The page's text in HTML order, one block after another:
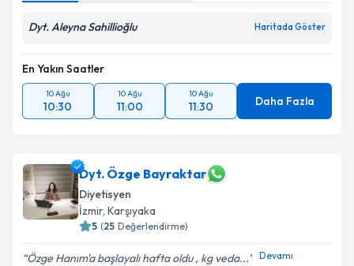
Dyt. Aleyna Sahillioğlu Haritada Göster
En Yakın Saatler
10 Ağu
10:30
10 Ağu
11:00
10 Ağu
11:30 Daha Fazla
Dyt. Özge Bayraktar
Diyetisyen
İzmir, Karşıyaka
5 (25 Değerlendirme)
Özge Hanım'a başlayalı hafta oldu , kg veda... Devamı